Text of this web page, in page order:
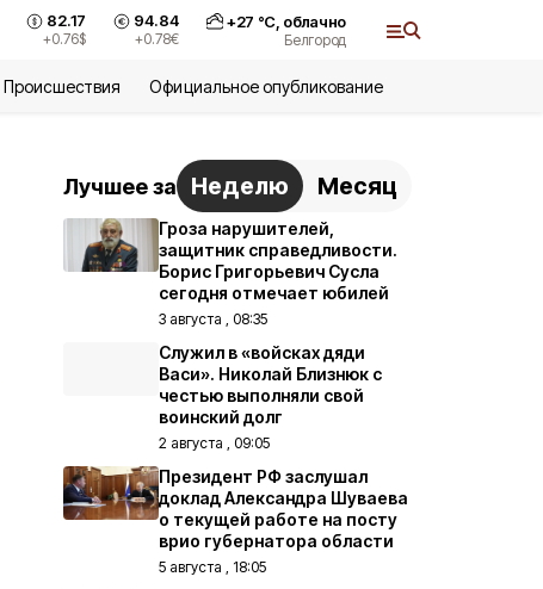
82.17
+0.76$
94.84
+0.78€
+27 °С, облачно
Белгород
Происшествия Официальное опубликование
Лучшее за Неделю Месяц
Гроза нарушителей,
защитник справедливости.
Борис Григорьевич Сусла
сегодня отмечает юбилей
3 августа , 08:35
Служил в «войсках дяди
Васи». Николай Близнюк с
честью выполняли свой
воинский долг
2 августа , 09:05
Президент РФ заслушал
доклад Александра Шуваева
о текущей работе на посту
врио губернатора области
5 августа , 18:05